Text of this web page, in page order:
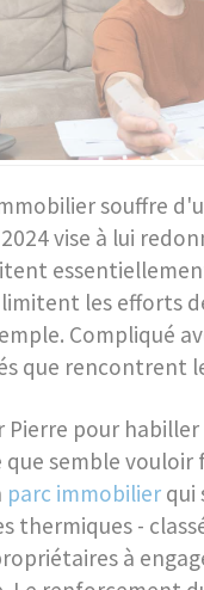
souffre
vise à lui
les efforts
Compliqué
que rencontrent
Pierre pour
que semble
parc immobilier qui
thermiques -
à